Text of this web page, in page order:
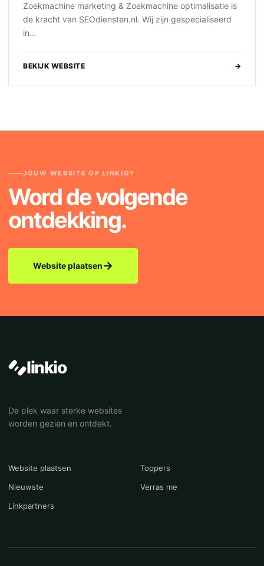
Zoekmachine marketing & Zoekmachine optimalisatie is
de kracht van SEOdiensten.nl. Wij zijn gespecialiseerd
in...
BEKIJK WEBSITE →
JOUW WEBSITE OP LINKIO?
Word de volgende
ontdekking.
Website plaatsen→
linkio
De plek waar sterke websites
worden gezien en ontdekt.
Website plaatsen
Toppers
Nieuwste
Verras me
Linkpartners